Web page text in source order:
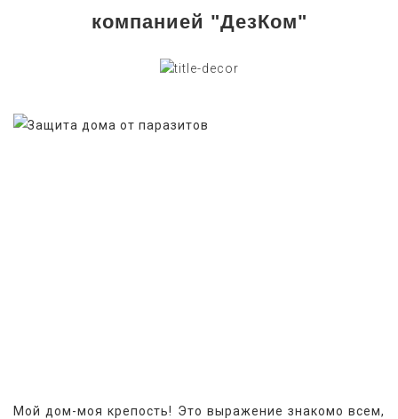
компанией "ДезКом"
Мой дом-моя крепость! Это выражение знакомо всем,